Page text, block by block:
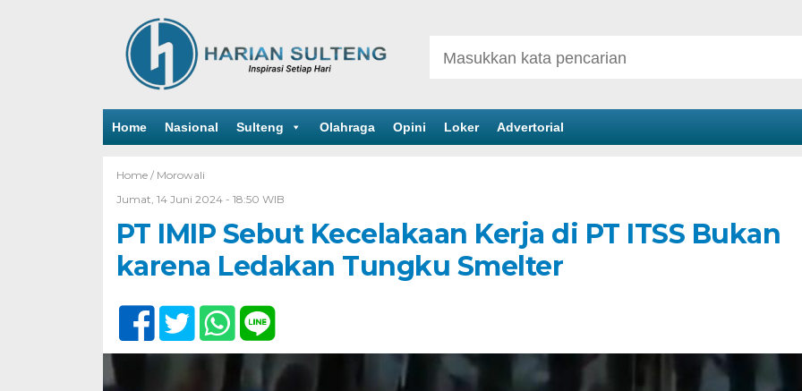
Home Nasional Sulteng Olahraga Opini Loker Advertorial
Home / Morowali
Jumat, 14 Juni 2024 - 18:50 WIB
PT IMIP Sebut Kecelakaan Kerja di PT ITSS Bukan
karena Ledakan Tungku Smelter